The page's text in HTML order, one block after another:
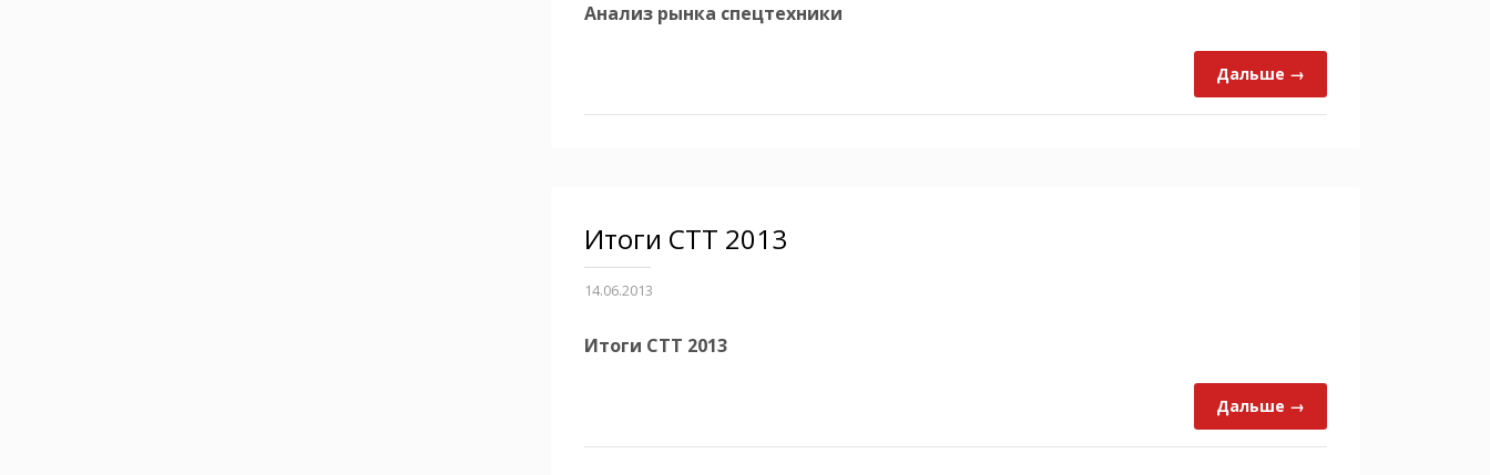
Анализ рынка спецтехники
Дальше →
Итоги СТТ 2013
14.06.2013
Итоги СТТ 2013
Дальше →